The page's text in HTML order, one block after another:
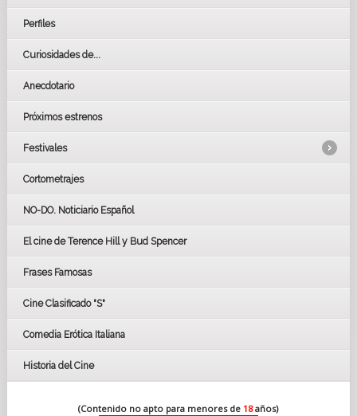
Perfiles
Curiosidades de...
Anecdotario
Próximos estrenos
Festivales
LOS OSCARS
GOYAS
BAFTA
Cortometrajes
NO-DO. Noticiario Español
El cine de Terence Hill y Bud Spencer
Frases Famosas
Cine Clasificado "S"
Comedia Erótica Italiana
Historia del Cine
(Contenido no apto para menores de 18años)